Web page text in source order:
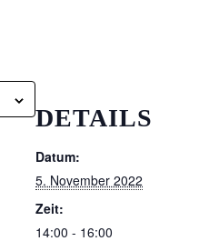
DETAILS
Datum:
5. November 2022
Zeit:
14:00 - 16:00